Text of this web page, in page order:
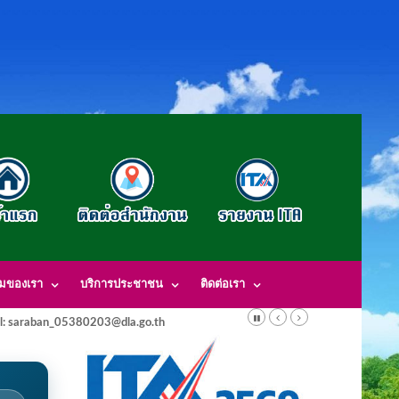
ของเรา บริการประชาชน ติดต่อเรา